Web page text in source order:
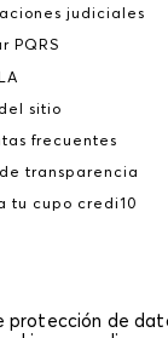
judiciales
PQRS
sitio
frecuentes
transparencia
tu cupo credi10
protección de